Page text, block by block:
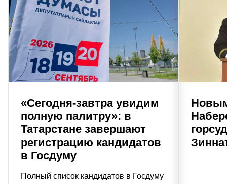
«Сегодня-завтра увидим
полную палитру»: в
Татарстане завершают
регистрацию кандидатов
в Госдуму
Полный список кандидатов в Госдуму